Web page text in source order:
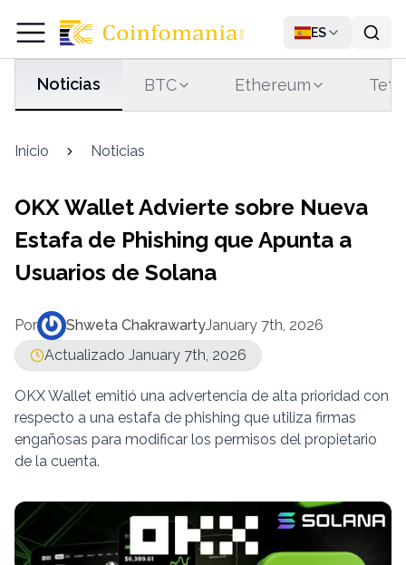
ES
Noticias BTC Ethereum
Inicio Noticias
OKX Wallet Advierte sobre Nueva
Estafa de Phishing que Apunta a
Usuarios de Solana
Por Shweta ChakrawartyJanuary 7th, 2026
Actualizado January 7th, 2026
OKX Wallet emitió una advertencia de alta prioridad con
respecto a una estafa de phishing que utiliza firmas
engañosas para modificar los permisos del propietario
de la cuenta.